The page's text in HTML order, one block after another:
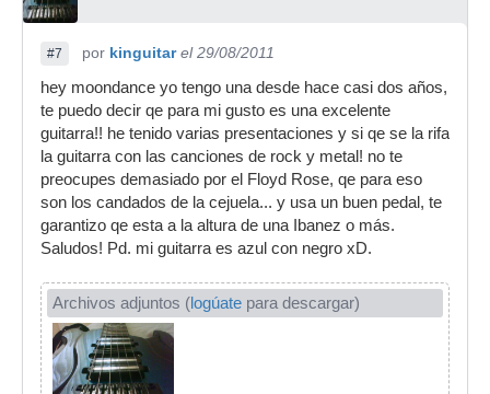
#7 por kinguitar el 29/08/2011
hey moondance yo tengo una desde hace casi dos años,
te puedo decir qe para mi gusto es una excelente
guitarra!! he tenido varias presentaciones y si qe se la rifa
la guitarra con las canciones de rock y metal! no te
preocupes demasiado por el Floyd Rose, qe para eso
son los candados de la cejuela... y usa un buen pedal, te
garantizo qe esta a la altura de una Ibanez o más.
Saludos! Pd. mi guitarra es azul con negro xD.
Archivos adjuntos (logúate para descargar)